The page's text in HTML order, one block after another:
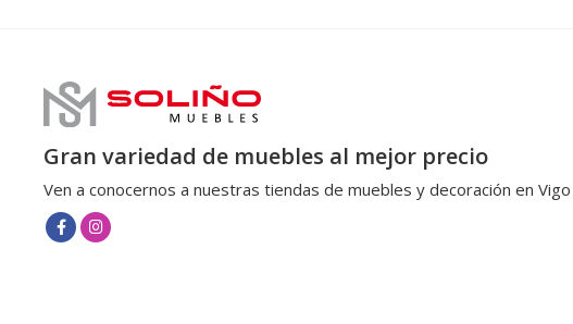
Gran variedad de muebles al mejor precio
Ven a conocernos a nuestras tiendas de muebles y decoración en